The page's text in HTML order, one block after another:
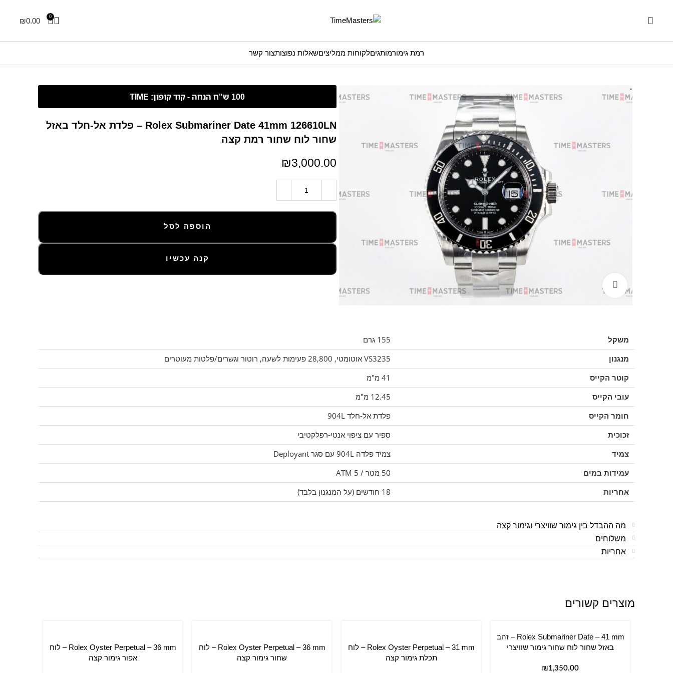
0
₪0.00
רמת גימורמותגיםלקוחות ממליציםשאלות נפוצותצור קשר
Rolex Submariner Date 41mm 126610LN – פלדת אל-חלד באזל
שחור לוח שחור רמת קצה
₪
הוספה לסל
קנה עכשיו
משקל
155 גרם
מנגנון
VS3235 אוטומטי, 28,800 פעימות לשעה, רוטור וגשרים/פלטות מעוטרים
קוטר הקייס
41 מ"מ
עובי הקייס
12.45 מ"מ
חומר הקייס
פלדת אל-חלד 904L
זכוכית
ספיר עם ציפוי אנטי-רפלקטיבי
צמיד
צמיד פלדה 904L עם סגר Deployant
עמידות במים
50 מטר / 5 ATM
אחריות
18 חודשים (על המנגנון בלבד)
מה ההבדל בין גימור שוויצרי וגימור קצה
משלוחים
אחריות
מוצרים קשורים
הוספה לסל
Rolex Submariner Date – 41 mm – זהב
באזל שחור לוח שחור גימור שוויצרי
₪
הוספה לסל
Rolex Oyster Perpetual – 31 mm – לוח
תכלת גימור קצה
הוספה לסל
Rolex Oyster Perpetual – 36 mm – לוח
שחור גימור קצה
הוספה לסל
Rolex Oyster Perpetual – 36 mm – לוח
אפור גימור קצה